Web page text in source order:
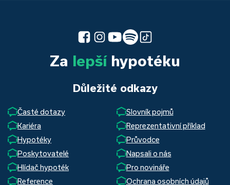
Za lepšíhypotéku
Důležité odkazy
Časté dotazy
Slovník pojmů
Kariéra
Reprezentativní příklad
Hypotéky
Průvodce
Poskytovatelé
Napsali o nás
Hlídač hypoték
Pro novináře
Reference
Ochrana osobních údajů